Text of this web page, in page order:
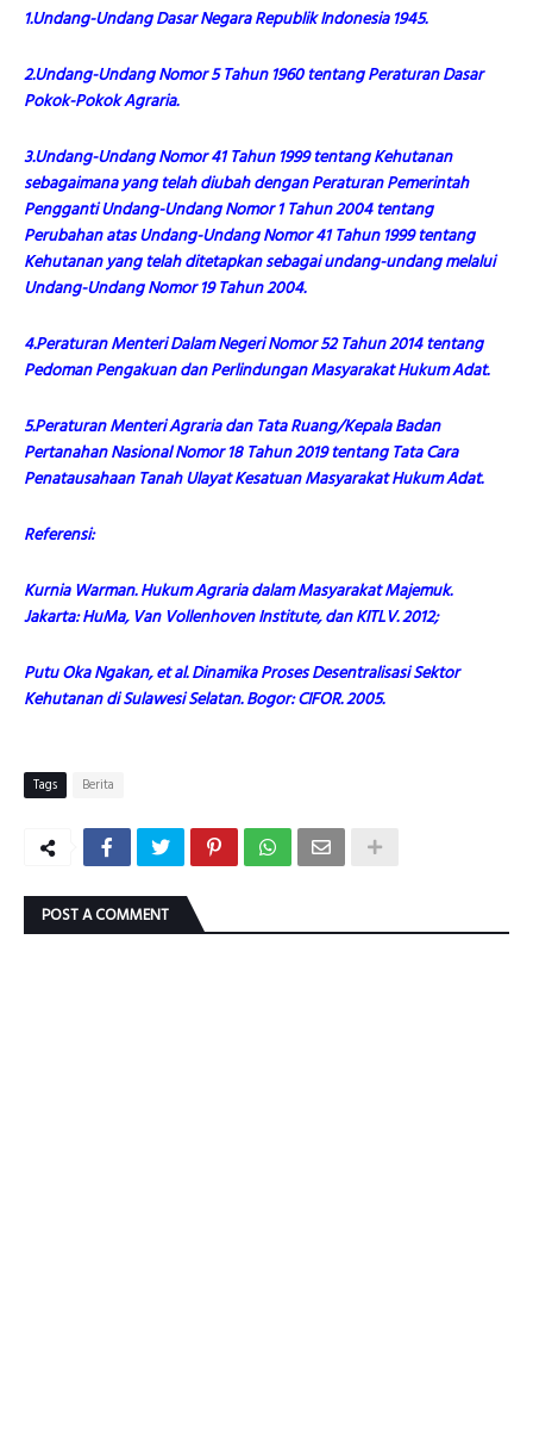
1.Undang-Undang Dasar Negara Republik Indonesia 1945.
2.Undang-Undang Nomor 5 Tahun 1960 tentang Peraturan Dasar
Pokok-Pokok Agraria.
3.Undang-Undang Nomor 41 Tahun 1999 tentang Kehutanan
sebagaimana yang telah diubah dengan Peraturan Pemerintah
Pengganti Undang-Undang Nomor 1 Tahun 2004 tentang
Perubahan atas Undang-Undang Nomor 41 Tahun 1999 tentang
Kehutanan yang telah ditetapkan sebagai undang-undang melalui
Undang-Undang Nomor 19 Tahun 2004.
4.Peraturan Menteri Dalam Negeri Nomor 52 Tahun 2014 tentang
Pedoman Pengakuan dan Perlindungan Masyarakat Hukum Adat.
5.Peraturan Menteri Agraria dan Tata Ruang/Kepala Badan
Pertanahan Nasional Nomor 18 Tahun 2019 tentang Tata Cara
Penatausahaan Tanah Ulayat Kesatuan Masyarakat Hukum Adat.
Referensi:
Kurnia Warman. Hukum Agraria dalam Masyarakat Majemuk.
Jakarta: HuMa, Van Vollenhoven Institute, dan KITLV. 2012;
Putu Oka Ngakan, et al. Dinamika Proses Desentralisasi Sektor
Kehutanan di Sulawesi Selatan. Bogor: CIFOR. 2005.
Tags Berita
POST A COMMENT